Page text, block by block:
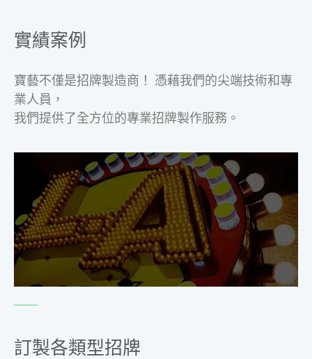
實績案例
寶藝不僅是招牌製造商！ 憑藉我們的尖端技術和專
業人員，
我們提供了全方位的專業招牌製作服務。
訂製各類型招牌